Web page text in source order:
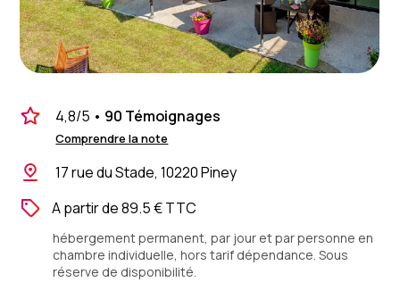
4,8/5 • 90 Témoignages
Comprendre la note
17 rue du Stade, 10220 Piney
A partir de 89.5 € TTC
hébergement permanent, par jour et par personne en
chambre individuelle, hors tarif dépendance. Sous
réserve de disponibilité.